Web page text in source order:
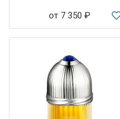
от 7 350 ₽